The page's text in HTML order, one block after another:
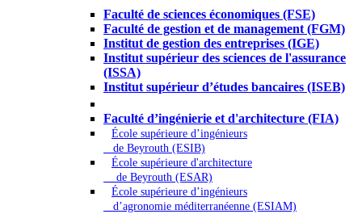
Faculté de sciences économiques (FSE)
Faculté de gestion et de management (FGM)
Institut de gestion des entreprises (IGE)
Institut supérieur des sciences de l'assurance
(ISSA)
Institut supérieur d’études bancaires (ISEB)
Faculté d’ingénierie et d'architecture (FIA)
École supérieure d’ingénieurs
de Beyrouth (ESIB)
École supérieure d'architecture
de Beyrouth (ESAR)
École supérieure d’ingénieurs
d’agronomie méditerranéenne (ESIAM)